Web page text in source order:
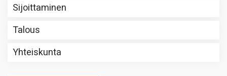
Sijoittaminen
Talous
Yhteiskunta